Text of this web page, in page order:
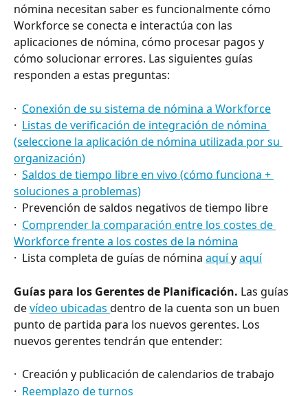
nómina necesitan saber es funcionalmente cómo
Workforce se conecta e interactúa con las
aplicaciones de nómina, cómo procesar pagos y
cómo solucionar errores. Las siguientes guías
responden a estas preguntas:
· Conexión de su sistema de nómina a Workforce
· Listas de verificación de integración de nómina
(seleccione la aplicación de nómina utilizada por su
organización)
· Saldos de tiempo libre en vivo (cómo funciona +
soluciones a problemas)
·  Prevención de saldos negativos de tiempo libre
· Comprender la comparación entre los costes de
Workforce frente a los costes de la nómina
·  Lista completa de guías de nómina aquí y aquí
Guías para los Gerentes de Planificación. Las guías
de vídeo ubicadas dentro de la cuenta son un buen
punto de partida para los nuevos gerentes. Los
nuevos gerentes tendrán que entender:
·  Creación y publicación de calendarios de trabajo
· Reemplazo de turnos